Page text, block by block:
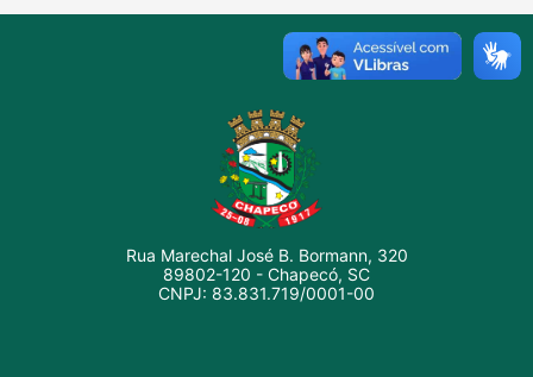
Rua Marechal José B. Bormann, 320
89802-120 - Chapecó, SC
CNPJ: 83.831.719/0001-00